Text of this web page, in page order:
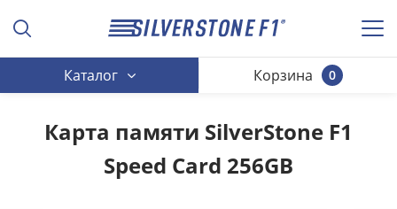
Каталог 0
Корзина
Карта памяти SilverStone F1
Speed Card 256GB